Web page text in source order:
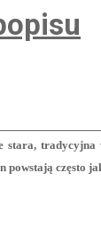
stara,
powstają często